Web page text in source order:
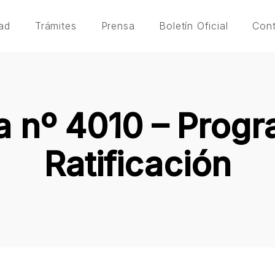
Trámites Prensa Boletín Oficial
nº 4010 –
Ratificación